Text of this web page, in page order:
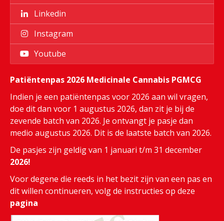
Linkedin
Instagram
Youtube
Patiëntenpas 2026 Medicinale Cannabis PGMCG
Indien je een patiëntenpas voor 2026 aan wil vragen,
doe dit dan voor 1 augustus 2026, dan zit je bij de
zevende batch van 2026. Je ontvangt je pasje dan
medio augustus 2026. Dit is de laatste batch van 2026.
De pasjes zijn geldig van 1 januari t/m 31 december
2026!
Voor degene die reeds in het bezit zijn van een pas en
dit willen continueren, volg de instructies op deze
pagina